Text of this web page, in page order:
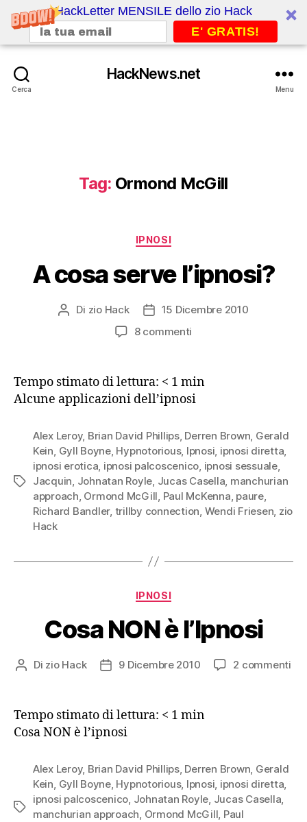
HackLetter MENSILE dello zio Hack
E' GRATIS!
Cerca
HackNews.net
Menu
Tag: Ormond McGill
Categorie
IPNOSI
A cosa serve l’ipnosi?
Autore
Di zio Hack
Data
dell'articolo
15 Dicembre 2010
8 commenti
serve
l’ipnosi?
Tempo stimato di lettura: < 1 min
Alcune applicazioni dell’ipnosi
Tag
Alex Leroy, Brian David Phillips, Derren Brown Gerald
Kein Gyll Boyne, Hypnotorious, Ipnosi ipnosi diretta
ipnosi erotica ipnosi palcoscenico ipnosi sessuale,
Jacquin Johnatan Royle Jucas Casella manchurian
approach Ormond McGill Paul McKenna paure,
Richard Bandler, trillby connection Wendi Friesen zio
Hack
Categorie
IPNOSI
Cosa NON è l’Ipnosi
Autore
Di zio Hack
Data9 Dicembre 2010 2 commentisu
Tempo stimato di lettura: < 1 min
Cosa NON è l’ipnosi
Tag
Alex Leroy, Brian David Phillips, Derren Brown, Gerald
Kein, Gyll Boyne, Hypnotorious, Ipnosi, ipnosi diretta,
ipnosi palcoscenico, Johnatan Royle, Jucas Casella,
manchurian approach, Ormond McGill, Paul